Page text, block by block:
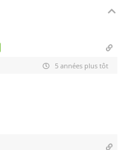
5 années plus tôt